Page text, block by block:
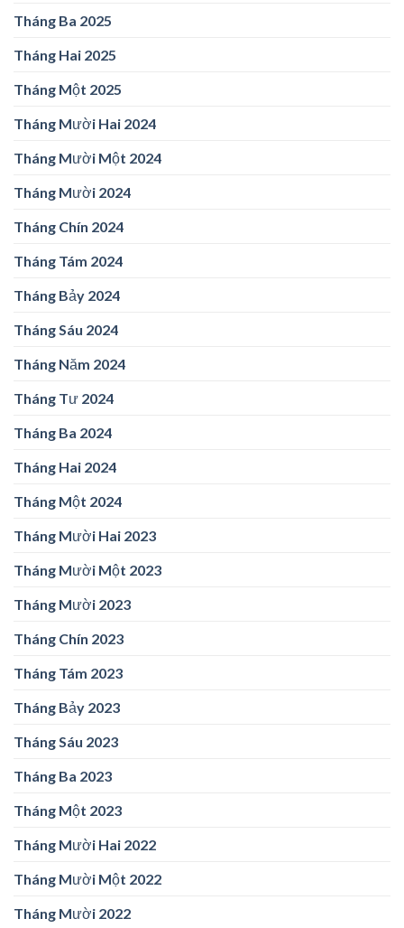
Tháng Ba 2025
Tháng Hai 2025
Tháng Một 2025
Tháng Mười Hai 2024
Tháng Mười Một 2024
Tháng Mười 2024
Tháng Chín 2024
Tháng Tám 2024
Tháng Bảy 2024
Tháng Sáu 2024
Tháng Năm 2024
Tháng Tư 2024
Tháng Ba 2024
Tháng Hai 2024
Tháng Một 2024
Tháng Mười Hai 2023
Tháng Mười Một 2023
Tháng Mười 2023
Tháng Chín 2023
Tháng Tám 2023
Tháng Bảy 2023
Tháng Sáu 2023
Tháng Ba 2023
Tháng Một 2023
Tháng Mười Hai 2022
Tháng Mười Một 2022
Tháng Mười 2022